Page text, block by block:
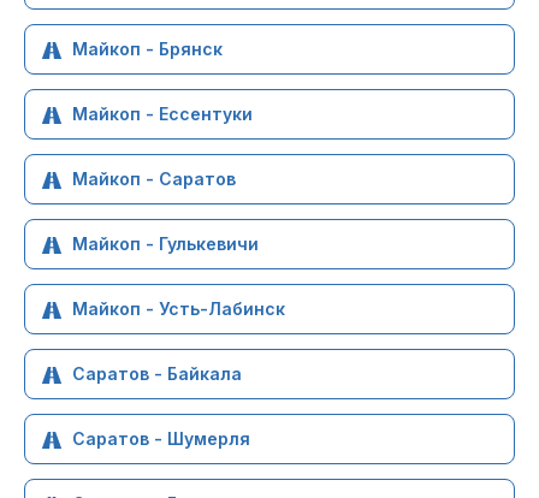
Майкоп - Брянск
Майкоп - Ессентуки
Майкоп - Саратов
Майкоп - Гулькевичи
Майкоп - Усть-Лабинск
Саратов - Байкала
Саратов - Шумерля